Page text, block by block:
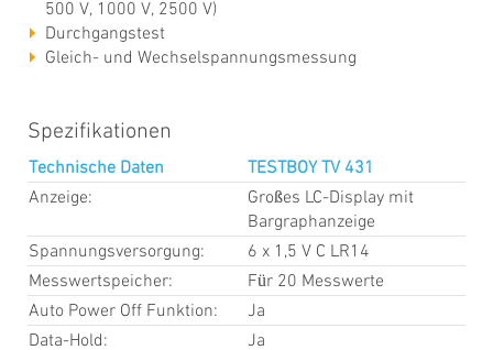
500 V, 1000 V, 2500 V)
Durchgangstest
Gleich- und Wechselspannungsmessung
Spezifikationen
Technische Daten
TESTBOY TV 431
Anzeige:
Großes LC-Display mit
Bargraphanzeige
Spannungsversorgung:
6 x 1,5 V C LR14
Messwertspeicher:
Für 20 Messwerte
Auto Power Off Funktion:
Ja
Data-Hold:
Ja